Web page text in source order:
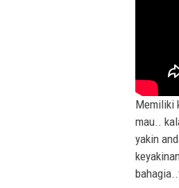
Memiliki
mau..
yakin